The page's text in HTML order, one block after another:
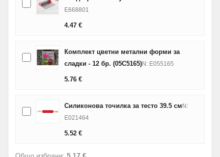
E668801
4.47 €
Комплект цветни метални форми за
сладки - 12 бр. (05C5165)N: E055165
5.76 €
Силиконова точилка за тесто 39.5 смN:
E021464
5.52 €
Общо избрани: 5.17 €